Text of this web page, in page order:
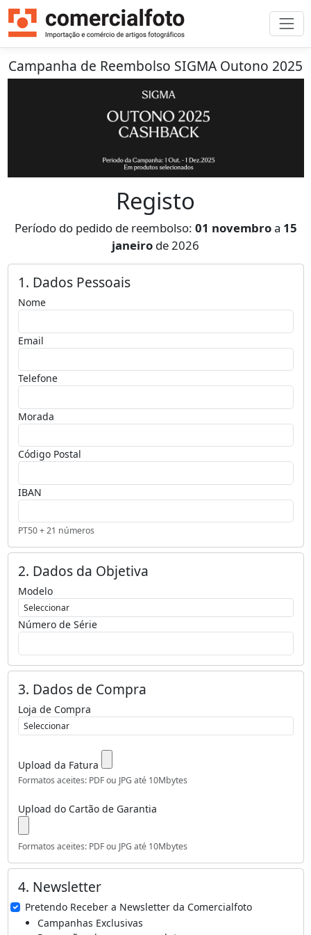
Campanha de Reembolso SIGMA Outono 2025
Registo
Período do pedido de reembolso: 01 novembroa 15
janeiro de 2026
1. Dados Pessoais
Nome
Email
Telefone
Morada
Código Postal
IBAN
PT50 + 21 números
2. Dados da Objetiva
Modelo
Número de Série
3. Dados de Compra
Loja de Compra
Upload da Fatura
Formatos aceites: PDF ou JPG até 10Mbytes
Upload do Cartão de Garantia
Formatos aceites: PDF ou JPG até 10Mbytes
4. Newsletter
Pretendo Receber a Newsletter da Comercialfoto
Campanhas Exclusivas